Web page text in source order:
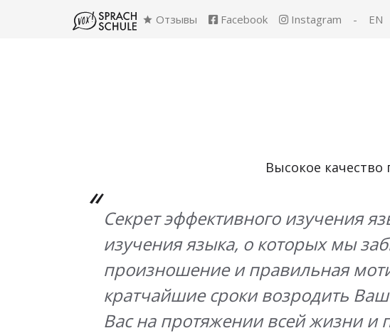
Отзывы Facebook Instagram - EN
Высокое
Секрет эффективного изучения
изучения языка, о которых мы
произношение и правильная
кратчайшие сроки возродить
Вас на протяжении всей жизни и